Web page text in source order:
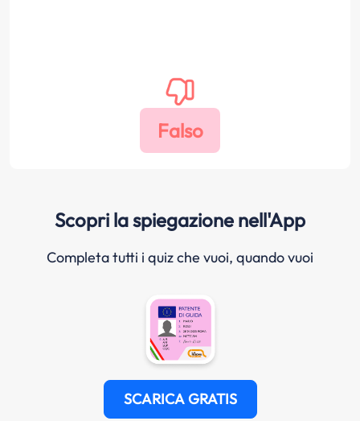
Scopri la spiegazione nell'App
Completa tutti i quiz che vuoi, quando vuoi
SCARICA GRATIS